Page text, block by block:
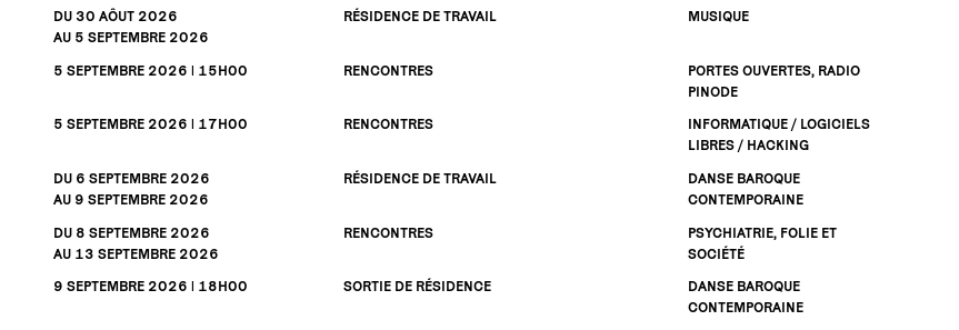
DU 30AÔUT 2026
AU 5SEPTEMBRE 2026
RÉSIDENCE DE TRAVAIL MUSIQUE
5SEPTEMBRE 2026 | 15H00 RENCONTRES
PORTES OUVERTES, RADIO
PINODE
5SEPTEMBRE 2026 | 17H00 RENCONTRES
INFORMATIQUE / LOGICIELS
LIBRES / HACKING
DU 6SEPTEMBRE 2026
AU 9SEPTEMBRE 2026
RÉSIDENCE DE TRAVAIL
DANSE BAROQUE
CONTEMPORAINE
DU 8SEPTEMBRE 2026
AU 13SEPTEMBRE 2026
RENCONTRES
PSYCHIATRIE, FOLIE ET
SOCIÉTÉ
9SEPTEMBRE 2026 | 18H00 SORTIE DE RÉSIDENCE
DANSE BAROQUE
CONTEMPORAINE